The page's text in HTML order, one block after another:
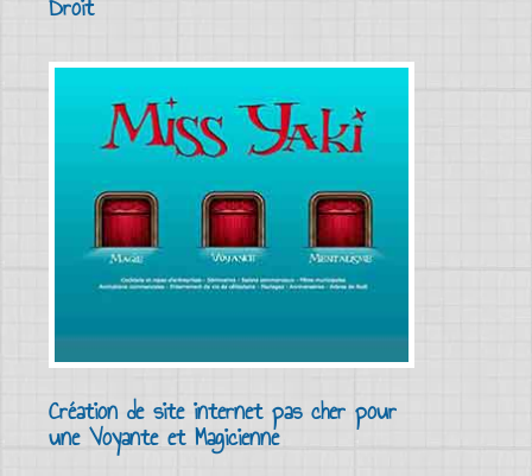
Création de site internet pas cher pour
une Voyante et Magicienne